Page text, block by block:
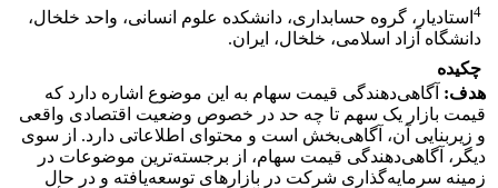
4 استادیار، گروه حسابداری، دانشکده علوم انسانی، واحد خلخال،
دانشگاه آزاد اسلامی، خلخال، ایران.
چکیده
هدف: آگاهی‌دهندگی قیمت سهام به این موضوع اشاره دارد که
قیمت بازار یک سهم تا چه حد در خصوص وضعیت اقتصادی واقعی
و زیربنایی آن، آگاهی‌بخش است و محتوای اطلاعاتی دارد. از سوی
دیگر، آگاهی‌دهندگی قیمت سهام، از برجسته‌ترین موضوعات در
زمینه سرمایه‌گذاری شرکت در بازارهای توسعه‌یافته و در حال